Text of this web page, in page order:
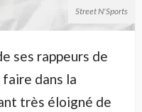
Street N'Sports
ses rappeurs de
faire dans la
très éloigné de